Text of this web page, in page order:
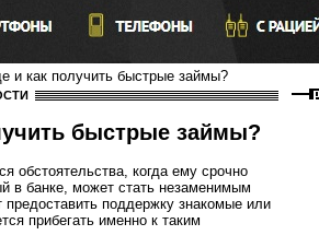
и как получить быстрые займы?
быстрые займы?
обстоятельства, когда ему срочно
в банке, может стать незаменимым
поддержку знакомые или
прибегать именно к таким